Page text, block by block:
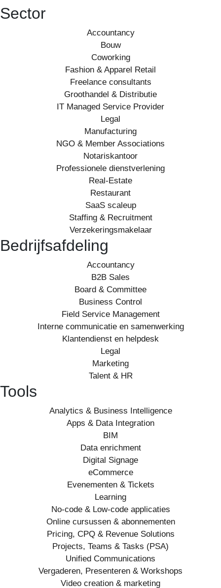
Sector
Accountancy
Bouw
Coworking
Fashion & Apparel Retail
Freelance consultants
Groothandel & Distributie
IT Managed Service Provider
Legal
Manufacturing
NGO & Member Associations
Notariskantoor
Professionele dienstverlening
Real-Estate
Restaurant
SaaS scaleup
Staffing & Recruitment
Verzekeringsmakelaar
Bedrijfsafdeling
Accountancy
B2B Sales
Board & Committee
Business Control
Field Service Management
Interne communicatie en samenwerking
Klantendienst en helpdesk
Legal
Marketing
Talent & HR
Tools
Analytics & Business Intelligence
Apps & Data Integration
BIM
Data enrichment
Digital Signage
eCommerce
Evenementen & Tickets
Learning
No-code & Low-code applicaties
Online cursussen & abonnementen
Pricing, CPQ & Revenue Solutions
Projects, Teams & Tasks (PSA)
Unified Communications
Vergaderen, Presenteren & Workshops
Video creation & marketing